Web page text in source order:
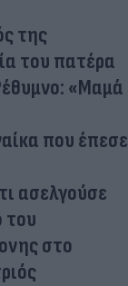
της
του πατέρα
«Μαμά
που έπεσε
ασελγούσε
του
στο